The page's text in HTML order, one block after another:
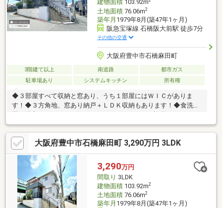
建物面積103.92m
土地面積76.06m2
築年月 1979年8月(築47年1ヶ月)
阪急宝塚線 石橋阪大前駅 徒歩7分
その他の交通
大阪府豊中市石橋麻田町
3階建て以上 南道路
都市ガス
駐車場あり
システムキッチン 所有権
◆３部屋すべて収納と窓あり、うち１部屋にはＷＩＣがありま
す！◆３方角地、窓あり納戸＋ＬＤＫ収納もあります！◆食洗
◎◆会話が弾む対面式キッチン、洗面所・浴室に窓があり、コミ
ュニケーションが取りやすい間取りです！◆そのままのお引き渡
しはもちろん、リフォーム・リノベーションのご相談もお待ちし
ております！～２０１２年１２月リノベーション内容～・キッチ
ン、浴室、洗面台、トイレ新調・フローリング、全室クロス張替
～周辺環境～・阪急オアシス箕面店 徒歩８分・ローソン瀬川
店 徒歩７分・石橋小学校 徒歩１０分・石橋中学校 徒歩９分
大阪府豊中市石橋麻田町 3,290万円 3LDK
3,290万円
間取り 3LDK
建物面積103.92m2
土地面積76.06m2
築年月 1979年8月(築47年1ヶ月)